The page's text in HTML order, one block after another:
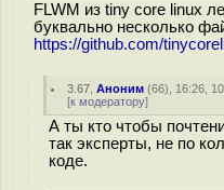
FLWM из tiny core linux
буквально несколько
https://github.com/
3.67 ,Аноним (66), 16:26,
[к модератору]
А ты кто чтобы
так эксперты, не по
коде.